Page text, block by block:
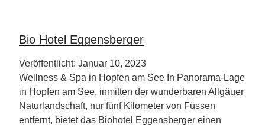
Bio Hotel Eggensberger
Veröffentlicht: Januar 10, 2023
Wellness & Spa in Hopfen am See In Panorama-Lage
in Hopfen am See, inmitten der wunderbaren Allgäuer
Naturlandschaft, nur fünf Kilometer von Füssen
entfernt, bietet das Biohotel Eggensberger einen